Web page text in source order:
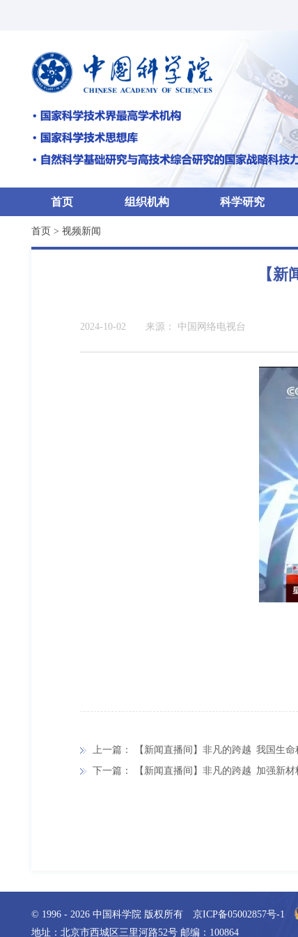
首页 组织机构 科学研究
首页 > 视频新闻
【
2024-10-02 来源： 中国网络电视台
上一篇：
【新闻直播间】非凡的跨越 我国生
下一篇：
【新闻直播间】非凡的跨越 加强新
© 1996 - 2026 中国科学院 版权所有 京ICP备05002857号-1
地址：北京市西城区三里河路52号 邮编：100864